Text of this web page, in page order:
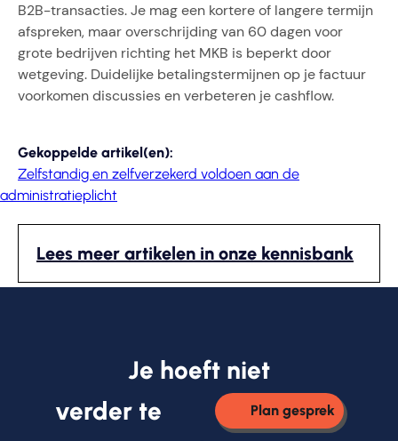
B2B-transacties. Je mag een kortere of langere termijn
afspreken, maar overschrijding van 60 dagen voor
grote bedrijven richting het MKB is beperkt door
wetgeving. Duidelijke betalingstermijnen op je factuur
voorkomen discussies en verbeteren je cashflow.
Gekoppelde artikel(en):
Zelfstandig en zelfverzekerd voldoen aan de
administratieplicht
Lees meer artikelen in onze kennisbank
Je hoeft niet
verder te
Plan gesprek